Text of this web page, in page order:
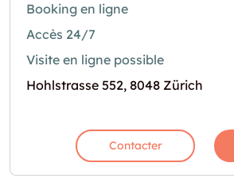
Booking en ligne
Accès 24/7
Visite en ligne possible
Hohlstrasse 552, 8048 Zürich
Contacter